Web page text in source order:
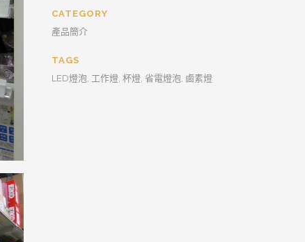
CATEGORY
產品簡介
TAGS
LED燈泡, 工作燈, 杯燈, 省電燈泡, 鹵素燈